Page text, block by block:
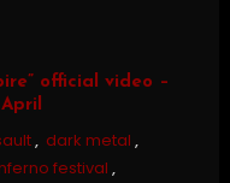
official video –
, dark metal ,
festival ,